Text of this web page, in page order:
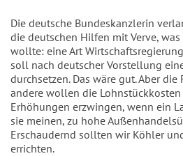
Die deutsche Bundeskanzlerin
die deutschen Hilfen mit Verve,
wollte: eine Art
soll nach deutscher Vorstellung
durchsetzen. Das wäre gut. Aber
andere wollen die
Erhöhungen erzwingen, wenn ein
sie meinen, zu hohe
Erschaudernd sollten wir Köhler
errichten.